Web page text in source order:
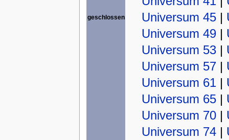
geschlossen
Universum 45|
Universum 49|
Universum 53|
Universum 57|
Universum 61|
Universum 65|
Universum 70|
Universum 74|